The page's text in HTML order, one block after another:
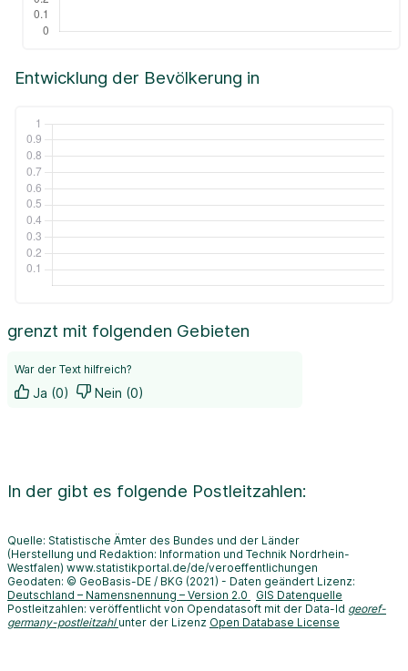
Entwicklung der Bevölkerung in
grenzt mit folgenden Gebieten
War der Text hilfreich?
Ja (0) Nein (0)
In der gibt es folgende Postleitzahlen:
Quelle: Statistische Ämter des Bundes und der Länder
(Herstellung und Redaktion: Information und Technik Nordrhein-
Westfalen) www.statistikportal.de/de/veroeffentlichungen
Geodaten: © GeoBasis-DE / BKG (2021) - Daten geändert Lizenz:
Deutschland – Namensnennung – Version 2.0
GIS Datenquelle
Postleitzahlen: veröffentlicht von Opendatasoft mit der Data-Id georef-
germany-postleitzahl unter der Lizenz Open Database License